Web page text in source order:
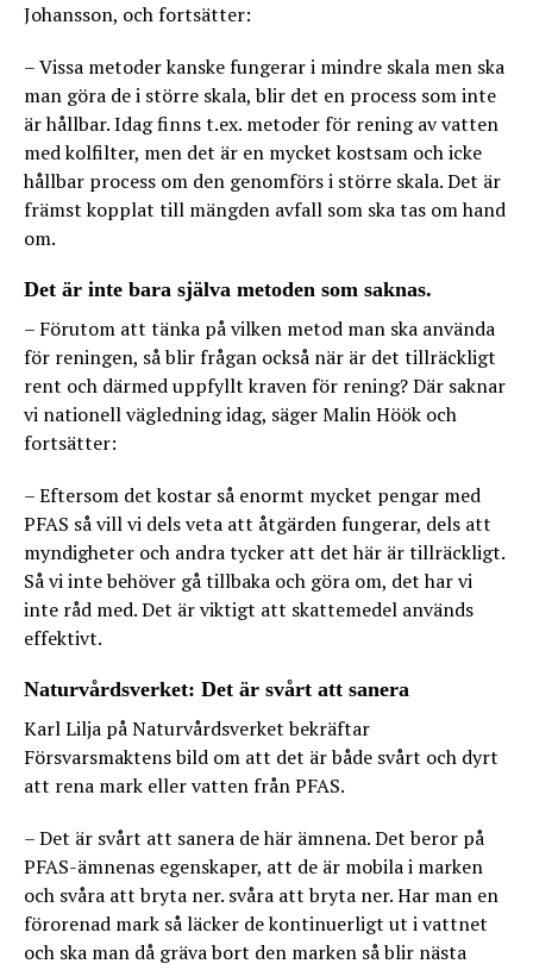
Johansson, och fortsätter:
– Vissa metoder kanske fungerar i mindre skala men ska
man göra de i större skala, blir det en process som inte
är hållbar. Idag finns t.ex. metoder för rening av vatten
med kolfilter, men det är en mycket kostsam och icke
hållbar process om den genomförs i större skala. Det är
främst kopplat till mängden avfall som ska tas om hand
om.
Det är inte bara själva metoden som saknas.
– Förutom att tänka på vilken metod man ska använda
för reningen, så blir frågan också när är det tillräckligt
rent och därmed uppfyllt kraven för rening? Där saknar
vi nationell vägledning idag, säger Malin Höök och
fortsätter:
– Eftersom det kostar så enormt mycket pengar med
PFAS så vill vi dels veta att åtgärden fungerar, dels att
myndigheter och andra tycker att det här är tillräckligt.
Så vi inte behöver gå tillbaka och göra om, det har vi
inte råd med. Det är viktigt att skattemedel används
effektivt.
Naturvårdsverket: Det är svårt att sanera
Karl Lilja på Naturvårdsverket bekräftar
Försvarsmaktens bild om att det är både svårt och dyrt
att rena mark eller vatten från PFAS.
– Det är svårt att sanera de här ämnena. Det beror på
PFAS-ämnenas egenskaper, att de är mobila i marken
och svåra att bryta ner. svåra att bryta ner. Har man en
förorenad mark så läcker de kontinuerligt ut i vattnet
och ska man då gräva bort den marken så blir nästa